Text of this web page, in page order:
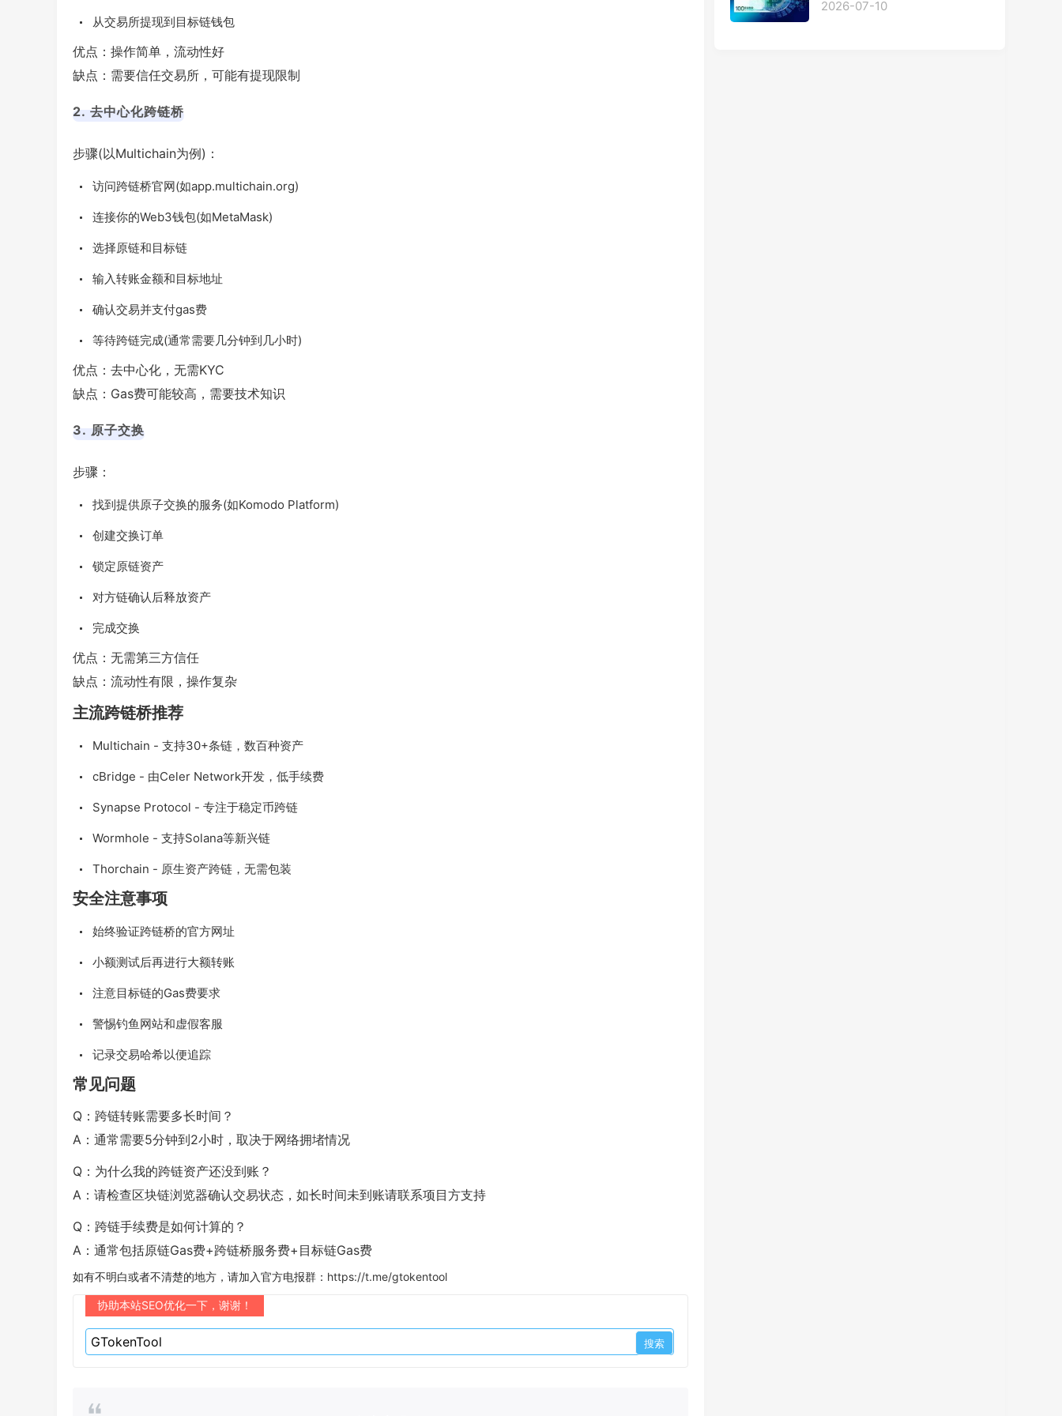
从交易所提现到目标链钱包
优点：操作简单，流动性好
缺点：需要信任交易所，可能有提现限制
2. 去中心化跨链桥
步骤(以Multichain为例)：
访问跨链桥官网(如app.multichain.org)
连接你的Web3钱包(如MetaMask)
选择原链和目标链
输入转账金额和目标地址
确认交易并支付gas费
等待跨链完成(通常需要几分钟到几小时)
优点：去中心化，无需KYC
缺点：Gas费可能较高，需要技术知识
3. 原子交换
步骤：
找到提供原子交换的服务(如Komodo Platform)
创建交换订单
锁定原链资产
对方链确认后释放资产
完成交换
优点：无需第三方信任
缺点：流动性有限，操作复杂
主流跨链桥推荐
Multichain - 支持30+条链，数百种资产
cBridge - 由Celer Network开发，低手续费
Synapse Protocol - 专注于稳定币跨链
Wormhole - 支持Solana等新兴链
Thorchain - 原生资产跨链，无需包装
安全注意事项
始终验证跨链桥的官方网址
小额测试后再进行大额转账
注意目标链的Gas费要求
警惕钓鱼网站和虚假客服
记录交易哈希以便追踪
常见问题
Q：跨链转账需要多长时间？
A：通常需要5分钟到2小时，取决于网络拥堵情况
Q：为什么我的跨链资产还没到账？
A：请检查区块链浏览器确认交易状态，如长时间未到账请联系项目方支持
Q：跨链手续费是如何计算的？
A：通常包括原链Gas费+跨链桥服务费+目标链Gas费
如有不明白或者不清楚的地方，请加入官方电报群： https://t.me/gtokentool
协助本站SEO优化一下，谢谢！
2026-07-10